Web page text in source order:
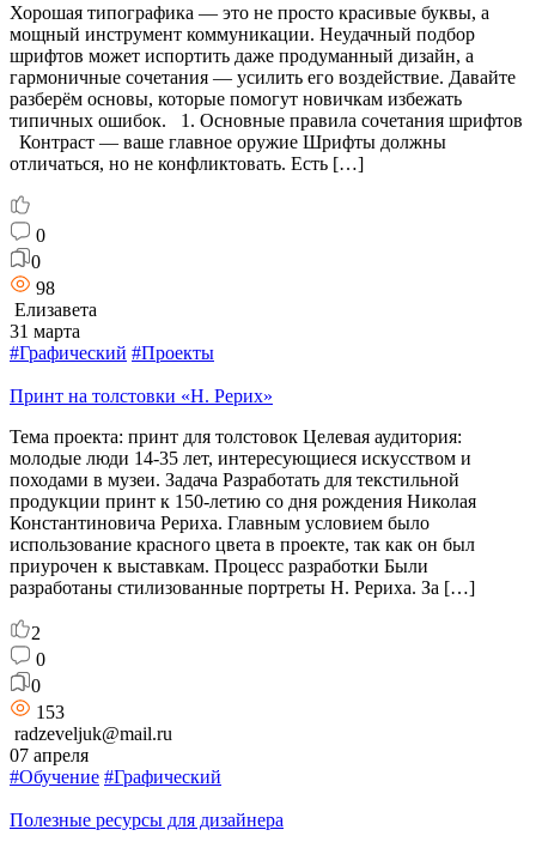
Хорошая типографика — это не просто красивые буквы, а
мощный инструмент коммуникации. Неудачный подбор
шрифтов может испортить даже продуманный дизайн, а
гармоничные сочетания — усилить его воздействие. Давайте
разберём основы, которые помогут новичкам избежать
типичных ошибок. 1. Основные правила сочетания шрифтов
Контраст — ваше главное оружие Шрифты должны
отличаться, но не конфликтовать. Есть […]
0
0
98
Елизавета
31 марта
#Графический #Проекты
Принт на толстовки «Н. Рерих»
Тема проекта: принт для толстовок Целевая аудитория:
молодые люди 14-35 лет, интересующиеся искусством и
походами в музеи. Задача Разработать для текстильной
продукции принт к 150-летию со дня рождения Николая
Константиновича Рериха. Главным условием было
использование красного цвета в проекте, так как он был
приурочен к выставкам. Процесс разработки Были
разработаны стилизованные портреты Н. Рериха. За […]
2
0
0
153
radzeveljuk@mail.ru
07 апреля
#Обучение #Графический
Полезные ресурсы для дизайнера